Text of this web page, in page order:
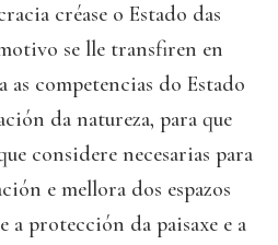
créase o Estado das
se lle transfiren en
as competencias do Estado
da natureza, para que
considere necesarias para
e mellora dos espazos
a protección da paisaxe e a